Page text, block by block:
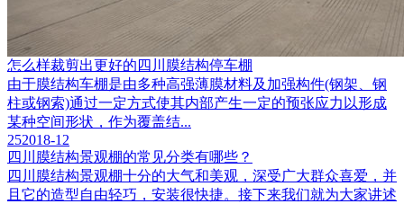
怎么样裁剪出更好的四川膜结构停车棚
由于膜结构车棚是由多种高强薄膜材料及加强构件(钢架、钢
柱或钢索)通过一定方式使其内部产生一定的预张应力以形成
某种空间形状，作为覆盖结...
252018-12
四川膜结构景观棚的常见分类有哪些？
四川膜结构景观棚十分的大气和美观，深受广大群众喜爱，并
且它的造型自由轻巧，安装很快捷。接下来我们就为大家讲述